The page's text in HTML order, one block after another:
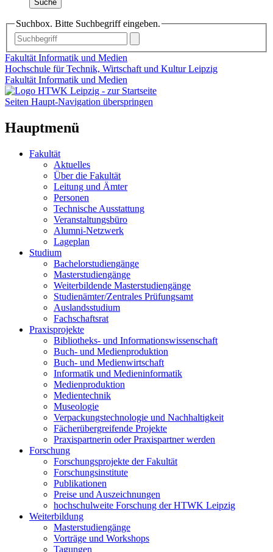
Suche
Suchbox. Bitte Suchbegriff eingeben.
Fakultät Informatik und Medien
Hochschule für Technik, Wirtschaft und Kultur Leipzig
Fakultät Informatik und Medien
Seiten Haupt-Navigation überspringen
Hauptmenü
Fakultät
Aktuelles
Über die Fakultät
Leitung und Ämter
Personen
Technische Ausstattung
Veranstaltungsbüro
Alumni-Netzwerk
Lageplan
Studium
Bachelorstudiengänge
Masterstudiengänge
Weiterbildende Masterstudiengänge
Studienämter/Zentrales Prüfungsamt
Auslandsstudium
Fachschaftsrat
Praxisprojekte
Bibliotheks- und Informationswissenschaft
Buch- und Medienproduktion
Buch- und Medienwirtschaft
Informatik und Medieninformatik
Medienproduktion
Medientechnik
Museologie
Verpackungstechnologie und Nachhaltigkeit
Fächerübergreifende Projekte
Praxispartnerin oder Praxispartner werden
Forschung
Forschungsprojekte der Fakultät
Forschungsinstitute
Publikationen
Preise und Auszeichnungen
hochschulweite Forschung der HTWK Leipzig
Weiterbildung
Masterstudiengänge
Vorträge und Workshops
Tagungen